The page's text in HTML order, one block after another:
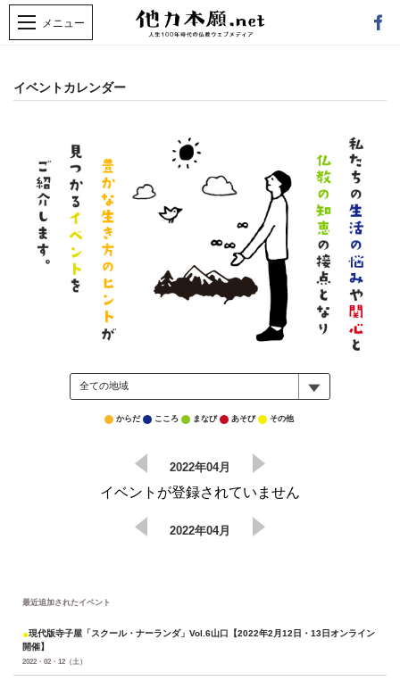
イベントカレンダー
からだ こころ まなび あそび その他
2022年04月
イベントが登録されていません
2022年04月
最近追加されたイベント
2022・02・12（土）
●現代版寺子屋「スクール・ナーランダ」Vol.6山口【2022年2月12日・13日オンライン
開催】